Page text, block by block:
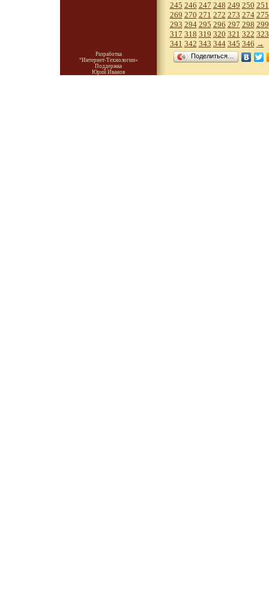
Разработка
“Интернет-Технологии»
Поддержка
Юрий Иванов
245 246 247 248 249 250 251
269 270 271 272 273 274 275
293 294 295 296 297 298 299
317 318 319 320 321 322 323
341 342 343 344 345 346 →
Поделиться…